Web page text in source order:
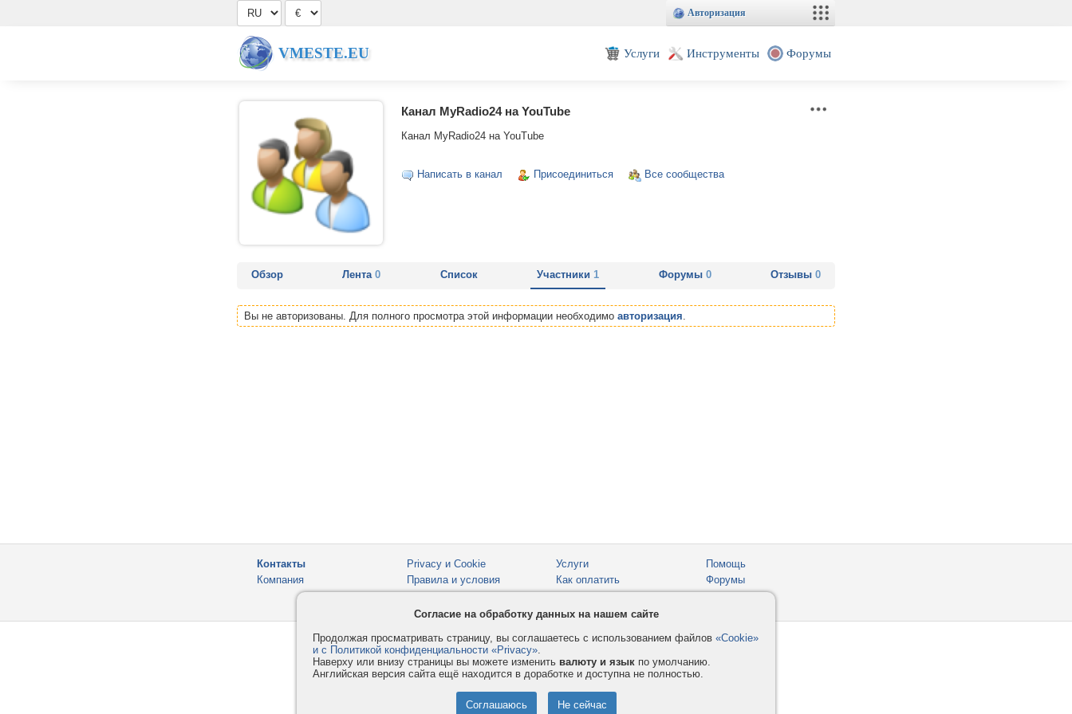
Авторизация
VMESTE.EU Услуги Инструменты Форумы
Канал MyRadio24 на YouTube
Канал MyRadio24 на YouTube
Написать в канал Присоединиться Все сообщества
Обзор Лента0 Список Участники1 Форумы 0 Отзывы 0
Вы не авторизованы. Для полного просмотра этой информации необходимо авторизация.
Контакты
Компания
Privacy и Cookie
Правила и условия
Услуги
Как оплатить
Помощь
Форумы
Согласие на обработку данных на нашем сайте
Продолжая просматривать страницу, вы соглашаетесь с использованием файлов «Cookie»
и с Политикой конфиденциальности «Privacy».
Наверху или внизу страницы вы можете изменить валюту и язык по умолчанию.
Английская версия сайта ещё находится в доработке и доступна не полностью.